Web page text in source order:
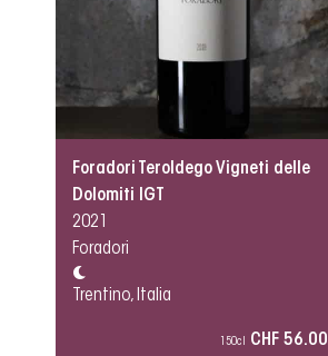
Foradori Teroldego Vigneti delle
Dolomiti IGT
2021
Foradori
Trentino, Italia
150cl CHF 56.00